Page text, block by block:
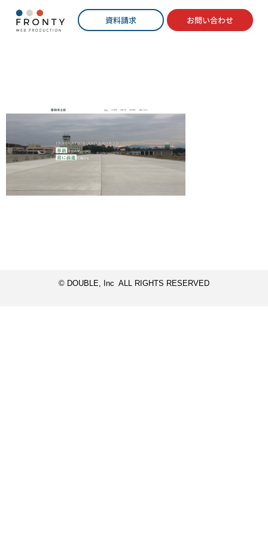
資料請求 お問い合わせ
© DOUBLE, Inc ALL RIGHTS RESERVED